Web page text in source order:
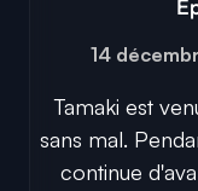
14
Tamaki est
sans mal.
continue